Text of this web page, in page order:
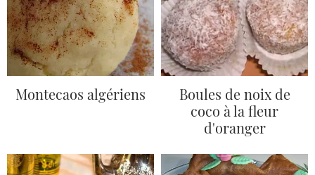
Montecaos algériens
Boules de noix de
coco à la fleur
d'oranger